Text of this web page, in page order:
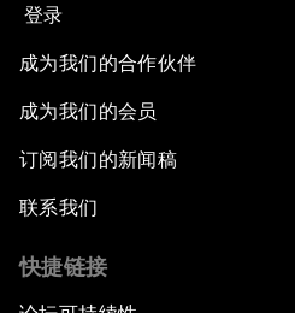
登录
成为我们的合作伙伴
成为我们的会员
订阅我们的新闻稿
联系我们
快捷链接